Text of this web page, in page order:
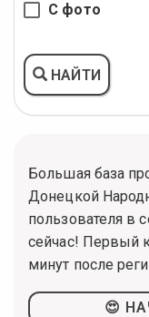
С фото
НАЙТИ
Большая база
Донецкой
пользователя в
сейчас! Первый
минут после
😍